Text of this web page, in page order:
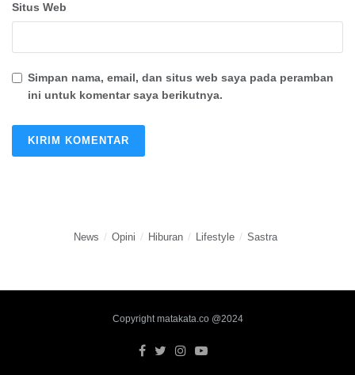
Situs Web
Simpan nama, email, dan situs web saya pada peramban
ini untuk komentar saya berikutnya.
News Opini Hiburan Lifestyle Sastra
Copyright matakata.co @2024